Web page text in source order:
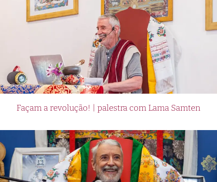
Façam a revolução! | palestra com Lama Samten